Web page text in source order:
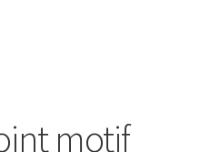
motif